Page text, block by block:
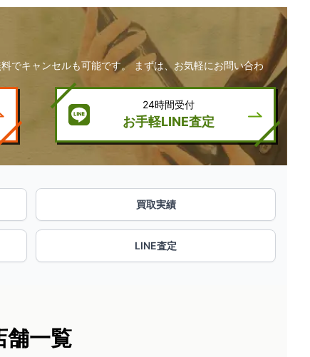
でキャンセルも可能です。 まずは、お気軽にお問い合わ
24時間受付
お手軽LINE査定
買取実績
LINE査定
舗一覧